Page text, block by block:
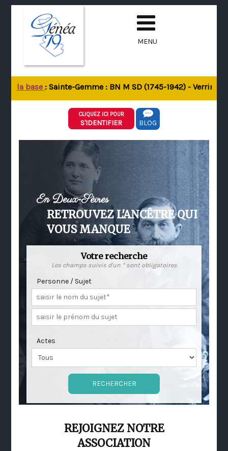
MENU
la base: Sainte-Gemme : BN M SD (1745-1942) - Verrines-
CLIQUEZ ICI POUR
S'IDENTIFIER BLOG
En Deux-Sèvres
RETROUVEZ L'ANCÊTRE QUI
VOUS MANQUE
Votre recherche
Les champs suivis d'un * sont obligatoires
Personne / Sujet
Actes
REJOIGNEZ NOTRE
ASSOCIATION